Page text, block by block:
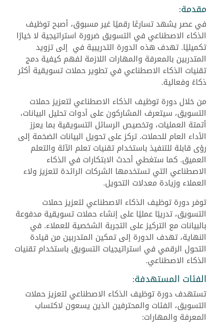
مقدمة:
في عصر يشهد تسارعًا رقميًا غير مسبوق، أصبح توظيف
الذكاء الاصطناعي في التسويق ضرورة استراتيجية لا خيارًا
تكميليًا. تهدف هذه الدورة التدريبية في إلى تزويد
المتدربين بالمعرفة والمهارات اللازمة لفهم كيفية دمج
تقنيات الذكاء الاصطناعي في تطوير حملات تسويقية أكثر
ذكاءً وفعالية.
من خلال دورة توظيف الذكاء الاصطناعي لتعزيز حملات
التسويق، سيتعرف المشاركون على أدوات تحليل البيانات،
أتمتة العمليات، وتخصيص الرسائل التسويقية بما يعزز
الأداء العام للحملات. تركز على تحويل البيانات الضخمة إلى
رؤى قابلة للتنفيذ باستخدام تقنيات تعلم الآلة والتعلم
العميق. كما ستغطي أحدث الابتكارات في الذكاء
الاصطناعي التي تستخدمها الشركات الرائدة لتعزيز ولاء
العملاء وزيادة معدلات التحويل.
توفر دورة توظيف الذكاء الاصطناعي لتعزيز حملات
التسويق، تدريبًا عمليًا على إنشاء حملات تسويقية مدفوعة
بالبيانات مع التركيز على التجربة الشخصية للعملاء. في
النهاية، تهدف الدورة إلى تمكين المتدربين من قيادة
التحول الرقمي في استراتيجيات التسويق باستخدام تقنيات
الذكاء الاصطناعي.
الفئات المستهدفة:
تستهدف دورة توظيف الذكاء الاصطناعي لتعزيز حملات
التسويق، الفئات والمحترفين الذين يسعون لاكتساب
المعرفة والمهارات: